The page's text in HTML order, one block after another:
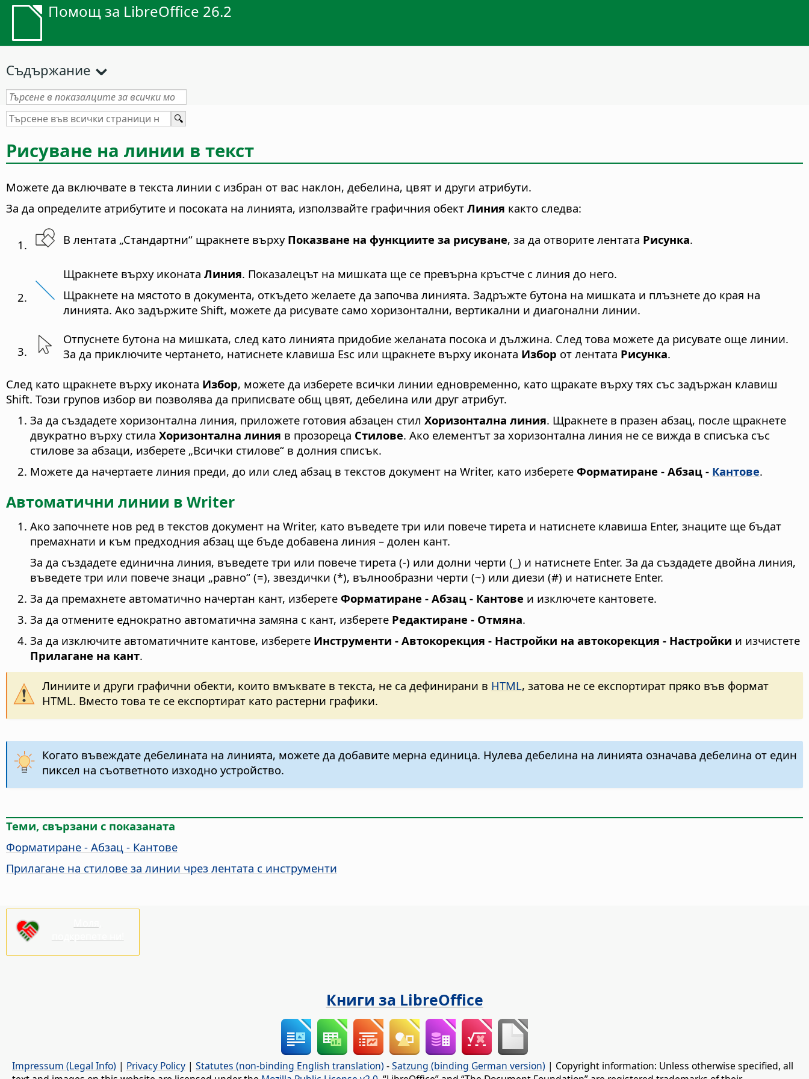
Помощ за LibreOffice 26.2
Съдържание
Рисуване на линии в текст
Можете да включвате в текста линии с избран от вас наклон, дебелина, цвят и други атрибути.
За да определите атрибутите и посоката на линията, използвайте графичния обект Линия както следва:
В лентата „Стандартни“ щракнете върху Показване на функциите за рисуване, за да отворите лентата Рисунка.
Щракнете върху иконата Линия. Показалецът на мишката ще се превърна кръстче с линия до него.
Щракнете на мястото в документа, откъдето желаете да започва линията. Задръжте бутона на мишката и плъзнете до края на
линията. Ако задържите Shift, можете да рисувате само хоризонтални, вертикални и диагонални линии.
Отпуснете бутона на мишката, след като линията придобие желаната посока и дължина. След това можете да рисувате още линии.
За да приключите чертането, натиснете клавиша Esc или щракнете върху иконата Избор от лентата Рисунка.
След като щракнете върху иконата Избор, можете да изберете всички линии едновременно, като щракате върху тях със задържан клавиш
Shift. Този групов избор ви позволява да приписвате общ цвят, дебелина или друг атрибут.
За да създадете хоризонтална линия, приложете готовия абзацен стил Хоризонтална линия. Щракнете в празен абзац, после щракнете
двукратно върху стила Хоризонтална линия в прозореца Стилове. Ако елементът за хоризонтална линия не се вижда в списъка със
стилове за абзаци, изберете „Всички стилове“ в долния списък.
Можете да начертаете линия преди, до или след абзац в текстов документ на Writer, като изберете Форматиране - Абзац - Кантове.
Автоматични линии в Writer
Ако започнете нов ред в текстов документ на Writer, като въведете три или повече тирета и натиснете клавиша Enter, знаците ще бъдат
премахнати и към предходния абзац ще бъде добавена линия – долен кант.
За да създадете единична линия, въведете три или повече тирета (-) или долни черти (_) и натиснете Enter. За да създадете двойна линия,
въведете три или повече знаци „равно“ (=), звездички (*), вълнообразни черти (~) или диези (#) и натиснете Enter.
За да премахнете автоматично начертан кант, изберете Форматиране - Абзац - Кантове и изключете кантовете.
За да отмените еднократно автоматична замяна с кант, изберете Редактиране - Отмяна.
За да изключите автоматичните кантове, изберете Инструменти - Автокорекция - Настройки на автокорекция - Настройки и изчистете
Прилагане на кант.
Линиите и други графични обекти, които вмъквате в текста, не са дефинирани в HTML, затова не се експортират пряко във формат
HTML. Вместо това те се експортират като растерни графики.
Когато въвеждате дебелината на линията, можете да добавите мерна единица. Нулева дебелина на линията означава дебелина от един
пиксел на съответното изходно устройство.
Теми, свързани с показаната
Форматиране - Абзац - Кантове
Прилагане на стилове за линии чрез лентата с инструменти
Книги за LibreOffice
Impressum (Legal Info) | Privacy Policy | Statutes (non-binding English translation) -Satzung (binding German version) | Copyright information: Unless otherwise specified, all